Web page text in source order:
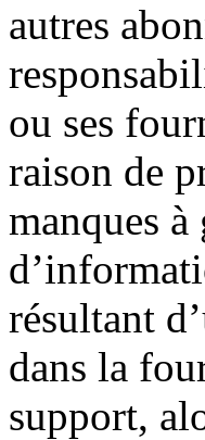
autres
ou ses
raison de
manques
résultant
dans la
support,